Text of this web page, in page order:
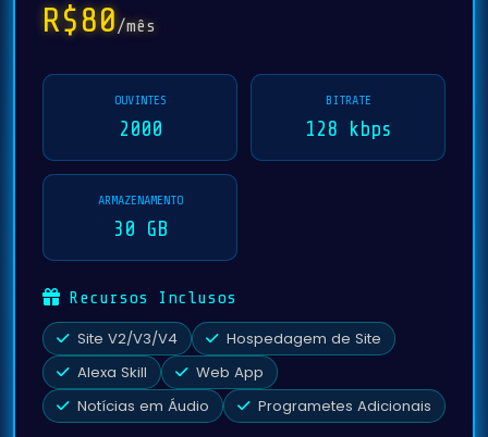
R$80/mês
OUVINTES
2000
BITRATE
128 kbps
ARMAZENAMENTO
30 GB
Recursos Inclusos
Site V2/V3/V4
Hospedagem de Site
Alexa Skill
Web App
Notícias em Áudio
Programetes Adicionais